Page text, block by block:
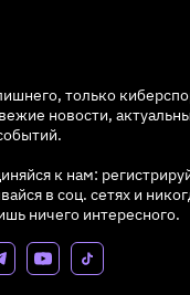
только
новости,
к нам:
в соц. сетях и
ничего интересного.